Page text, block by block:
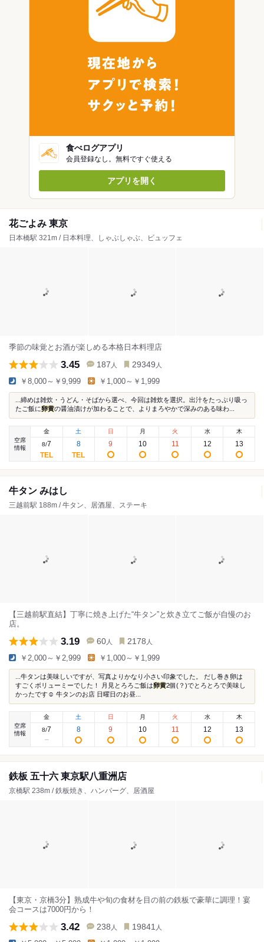
食べログアプリ
会員登録なし。無料ですぐ使える
アプリを開く
花ごよみ 東京
日本橋駅 321m / 日本料理、しゃぶしゃぶ、ビュッフェ
季節の味覚とお酒が楽しめる本格日本料理店
3.45 187 人 29349 人
￥8,000～￥9,999 ￥1,000～￥1,999
...締めは雑炊・うどん・そばから選べ、今回は雑炊を選択。出汁をたっぷり吸っ
たご飯に卵黄の醤油漬けが加わることで、よりまろやかで深みのある味わ...
空席
情報
金
8/7
土
8
日
9
月
10
火
11
水
12
木
13
牛タン みはし
三越前駅 188m / 牛タン、居酒屋、ステーキ
【三越前駅直結】丁寧に焼き上げた“牛タン”と炊き立てご飯が自慢のお
店。
3.19 60 人 2178 人
￥2,000～￥2,999 ￥1,000～￥1,999
...牛タンは美味しいですが、写真よりかなり小さい印象でした。 だし巻き卵は
すごくボリューミーでした！ 月見とろろご飯は卵黄2個(？)でとろとろで美味し
かったです☺️ 牛タンのお店 日曜日のお昼...
空席
情報
金
8/7
土
8
日
9
月
10
火
11
水
12
木
13
鉄板 五十六 東京駅八重洲店
京橋駅 238m / 鉄板焼き、ハンバーグ、居酒屋
【東京・京橋3分】熟成牛や旬の食材を目の前の鉄板で豪華に調理！宴
会コースは7000円から！
3.42 238 人 19841 人